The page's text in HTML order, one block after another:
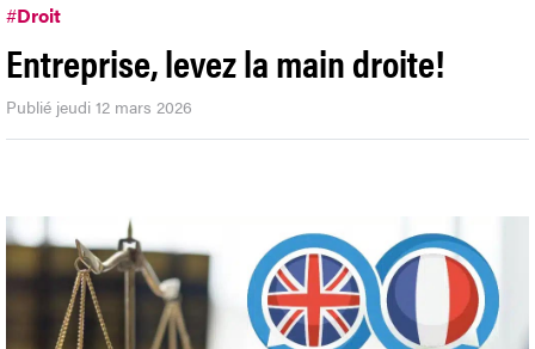
#Droit
Entreprise, levez la main droite!
Publié jeudi 12 mars 2026